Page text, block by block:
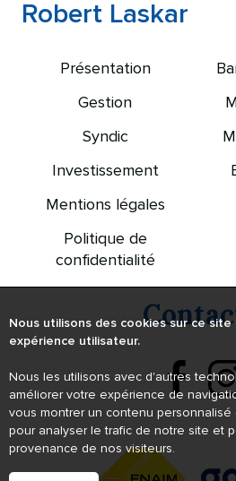
Robert Laskar
Présentation
Gestion
Syndic
Investissement
Mentions légales
Politique de
confidentialité
Nous utilisons des cookies sur ce
expérience utilisateur.
Nous les utilisons avec d'autres
améliorer votre expérience de
vous montrer un contenu
pour analyser le trafic de notre site et
provenance de nos visiteurs.